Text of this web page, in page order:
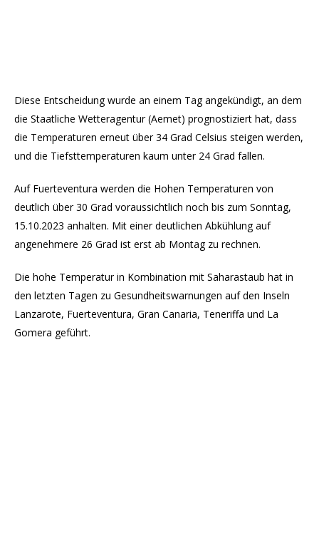
Diese Entscheidung wurde an einem Tag angekündigt, an dem
die Staatliche Wetteragentur (Aemet) prognostiziert hat, dass
die Temperaturen erneut über 34 Grad Celsius steigen werden,
und die Tiefsttemperaturen kaum unter 24 Grad fallen.
Auf Fuerteventura werden die Hohen Temperaturen von
deutlich über 30 Grad voraussichtlich noch bis zum Sonntag,
15.10.2023 anhalten. Mit einer deutlichen Abkühlung auf
angenehmere 26 Grad ist erst ab Montag zu rechnen.
Die hohe Temperatur in Kombination mit Saharastaub hat in
den letzten Tagen zu Gesundheitswarnungen auf den Inseln
Lanzarote, Fuerteventura, Gran Canaria, Teneriffa und La
Gomera geführt.